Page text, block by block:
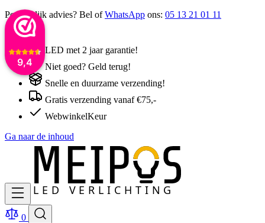
9,4
Persoonlijk advies? Bel ofWhatsApp ons: 05 13 21 01 11
LED met 2 jaar garantie!
Niet goed? Geld terug!
Snelle en duurzame verzending!
Gratis verzending vanaf €75,-
WebwinkelKeur
Ga naar de inhoud
0